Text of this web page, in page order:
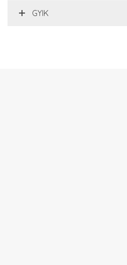
GYIK